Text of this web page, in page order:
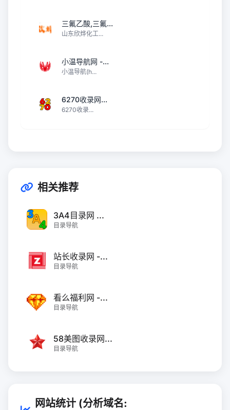
三氟乙酸,三氟...
山东欣烨化工...
小温导航网 -...
小温导航(h...
6270收录网...
6270收录...
相关推荐
3A4目录网 ...
目录导航
站长收录网 -...
目录导航
看么福利网 -...
目录导航
58美图收录网...
目录导航
网站统计 (分析域名: